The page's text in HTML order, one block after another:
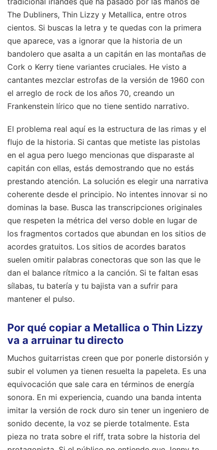
The Dubliners, Thin Lizzy y Metallica, entre otros
cientos. Si buscas la letra y te quedas con la primera
que aparece, vas a ignorar que la historia de un
bandolero que asalta a un capitán en las montañas de
Cork o Kerry tiene variantes cruciales. He visto a
cantantes mezclar estrofas de la versión de 1960 con
el arreglo de rock de los años 70, creando un
Frankenstein lírico que no tiene sentido narrativo.
El problema real aquí es la estructura de las rimas y el
flujo de la historia. Si cantas que metiste las pistolas
en el agua pero luego mencionas que disparaste al
capitán con ellas, estás demostrando que no estás
prestando atención. La solución es elegir una narrativa
coherente desde el principio. No intentes innovar si no
dominas la base. Busca las transcripciones originales
que respeten la métrica del verso doble en lugar de
los fragmentos cortados que abundan en los sitios de
acordes gratuitos. Los sitios de acordes baratos
suelen omitir palabras conectoras que son las que le
dan el balance rítmico a la canción. Si te faltan esas
sílabas, tu batería y tu bajista van a sufrir para
mantener el pulso.
Por qué copiar a Metallica o Thin Lizzy
va a arruinar tu directo
Muchos guitarristas creen que por ponerle distorsión y
subir el volumen ya tienen resuelta la papeleta. Es una
equivocación que sale cara en términos de energía
sonora. En mi experiencia, cuando una banda intenta
imitar la versión de rock duro sin tener un ingeniero de
sonido decente, la voz se pierde totalmente. Esta
pieza no trata sobre el riff, trata sobre la historia del